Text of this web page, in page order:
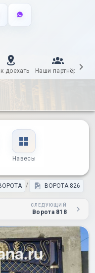
доехать Наши партнёры
Навесы
/ ВОРОТА 826
СЛЕДУЮЩИЙ
Ворота 818